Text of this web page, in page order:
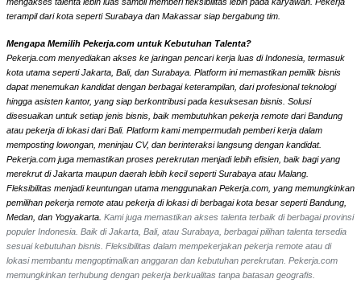
terampil dari kota seperti Surabaya dan Makassar siap bergabung tim.
Mengapa Memilih Pekerja.com untuk Kebutuhan Talenta?
Pekerja.com menyediakan akses ke jaringan pencari kerja luas di Indonesia, termasuk
kota utama seperti Jakarta, Bali, dan Surabaya. Platform ini memastikan pemilik bisnis
dapat menemukan kandidat dengan berbagai keterampilan, dari profesional teknologi
hingga asisten kantor, yang siap berkontribusi pada kesuksesan bisnis. Solusi
disesuaikan untuk setiap jenis bisnis, baik membutuhkan pekerja remote dari Bandung
atau pekerja di lokasi dari Bali. Platform kami mempermudah pemberi kerja dalam
memposting lowongan, meninjau CV, dan berinteraksi langsung dengan kandidat.
Pekerja.com juga memastikan proses perekrutan menjadi lebih efisien, baik bagi yang
merekrut di Jakarta maupun daerah lebih kecil seperti Surabaya atau Malang.
Fleksibilitas menjadi keuntungan utama menggunakan Pekerja.com, yang memungkinkan
pemilihan pekerja remote atau pekerja di lokasi di berbagai kota besar seperti Bandung,
Medan, dan Yogyakarta. Kami juga memastikan akses talenta terbaik di berbagai provinsi
populer Indonesia. Baik di Jakarta, Bali, atau Surabaya, berbagai pilihan talenta tersedia
sesuai kebutuhan bisnis. Fleksibilitas dalam mempekerjakan pekerja remote atau di
lokasi membantu mengoptimalkan anggaran dan kebutuhan perekrutan. Pekerja.com
memungkinkan terhubung dengan pekerja berkualitas tanpa batasan geografis.